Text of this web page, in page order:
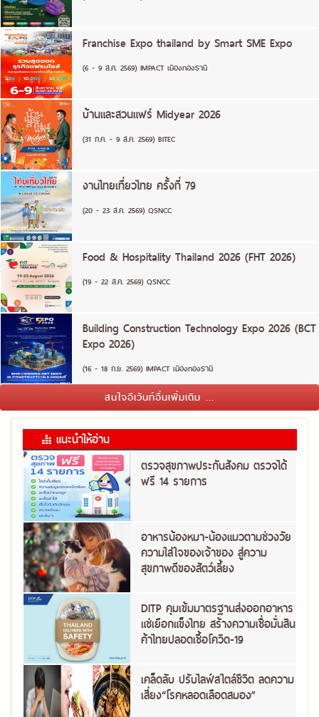
Franchise Expo thailand by Smart SME Expo
(6 - 9 ส.ค. 2569) IMPACT เมืองทองธานี
บ้านและสวนแฟร์ Midyear 2026
(31 ก.ค. - 9 ส.ค. 2569) BITEC
งานไทยเที่ยวไทย ครั้งที่ 79
(20 - 23 ส.ค. 2569) QSNCC
Food & Hospitality Thailand 2026 (FHT 2026)
(19 - 22 ส.ค. 2569) QSNCC
Building Construction Technology Expo 2026 (BCT
Expo 2026)
(16 - 18 ก.ย. 2569) IMPACT เมืองทองธานี
สนใจอีเว้นท์อื่นเพิ่มเติม ...
แนะนำให้อ่าน
ตรวจสุขภาพประกันสังคม ตรวจได้
ฟรี 14 รายการ
อาหารน้องหมา-น้องแมวตามช่วงวัย
ความใส่ใจของเจ้าของ สู่ความ
สุขภาพดีของสัตว์เลี้ยง
DITP คุมเข้มมาตรฐานส่งออกอาหาร
แช่เยือกแข็งไทย สร้างความเชื่อมั่นสิน
ค้าไทยปลอดเชื้อโควิด-19
เคล็ดลับ ปรับไลฟ์สไตล์ชีวิต ลดความ
เสี่ยง“โรคหลอดเลือดสมอง”